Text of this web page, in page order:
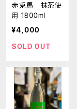
赤兎馬 抹茶使
用 1800ml
¥4,000
SOLD OUT